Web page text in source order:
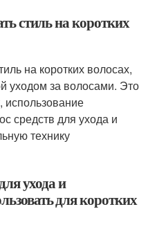
стиль на коротких
на коротких волосах,
уходом за волосами. Это
использование
средств для ухода и
технику
ухода и
для коротких